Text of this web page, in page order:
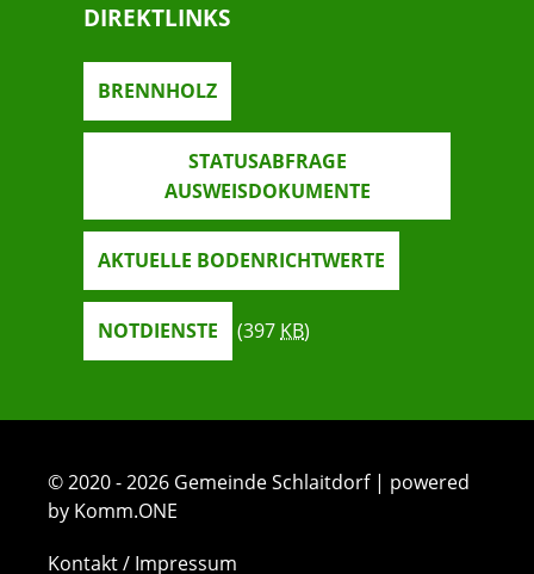
DIREKTLINKS
BRENNHOLZ
STATUSABFRAGE
AUSWEISDOKUMENTE
AKTUELLE BODENRICHTWERTE
NOTDIENSTE (397KB)
© 2020 - 2026 Gemeinde Schlaitdorf | powered
by Komm.ONE
Kontakt / Impressum